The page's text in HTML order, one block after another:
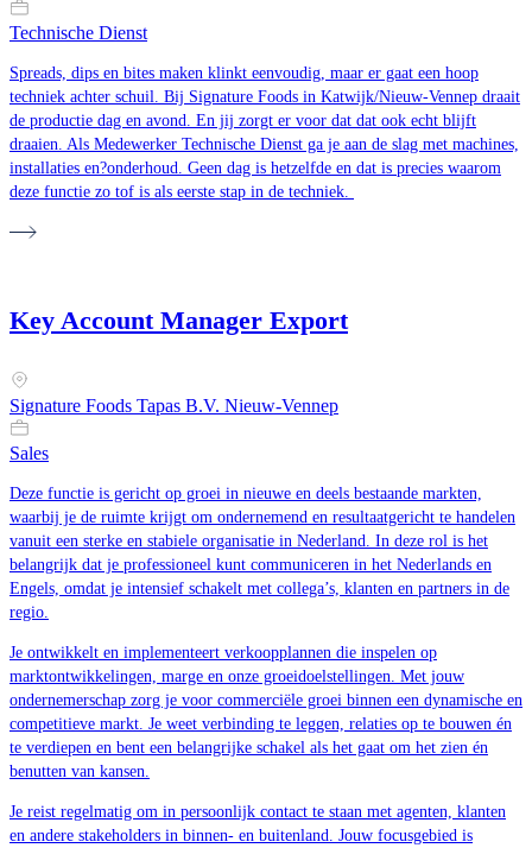
Technische Dienst
Spreads, dips en bites maken klinkt eenvoudig, maar er gaat een hoop
techniek achter schuil. Bij Signature Foods in Katwijk/Nieuw-Vennep draait
de productie dag en avond. En jij zorgt er voor dat dat ook echt blijft
draaien. Als Medewerker Technische Dienst ga je aan de slag met machines,
installaties en?onderhoud. Geen dag is hetzelfde en dat is precies waarom
deze functie zo tof is als eerste stap in de techniek.
Key Account Manager Export
Signature Foods Tapas B.V. Nieuw-Vennep
Sales
Deze functie is gericht op groei in nieuwe en deels bestaande markten,
waarbij je de ruimte krijgt om ondernemend en resultaatgericht te handelen
vanuit een sterke en stabiele organisatie in Nederland. In deze rol is het
belangrijk dat je professioneel kunt communiceren in het Nederlands en
Engels, omdat je intensief schakelt met collega’s, klanten en partners in de
regio.
Je ontwikkelt en implementeert verkoopplannen die inspelen op
marktontwikkelingen, marge en onze groeidoelstellingen. Met jouw
ondernemerschap zorg je voor commerciële groei binnen een dynamische en
competitieve markt. Je weet verbinding te leggen, relaties op te bouwen én
te verdiepen en bent een belangrijke schakel als het gaat om het zien én
benutten van kansen.
Je reist regelmatig om in persoonlijk contact te staan met agenten, klanten
en andere stakeholders in binnen- en buitenland. Jouw focusgebied is